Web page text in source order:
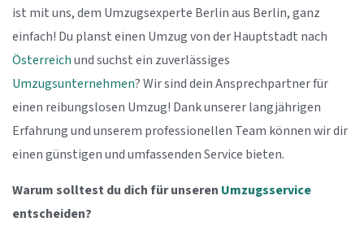
ist mit uns, dem Umzugsexperte Berlin aus Berlin, ganz
einfach! Du planst einen Umzug von der Hauptstadt nach
Österreichund suchst ein zuverlässiges
Umzugsunternehmen? Wir sind dein Ansprechpartner für
einen reibungslosen Umzug! Dank unserer langjährigen
Erfahrung und unserem professionellen Team können wir dir
einen günstigen und umfassenden Service bieten.
Warum solltest du dich für unseren Umzugsservice
entscheiden?